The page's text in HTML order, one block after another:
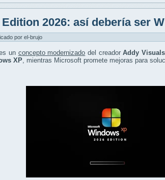
2026: así debería ser
por el-brujo
un concepto modernizado del creadorAddy Visuals
XP, mientras Microsoft promete mejoras para